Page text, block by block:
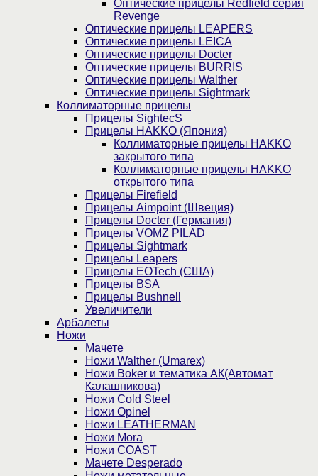
Оптические прицелы Redfield серия
Revenge
Оптические прицелы LEAPERS
Оптические прицелы LEICA
Оптические прицелы Docter
Оптические прицелы BURRIS
Оптические прицелы Walther
Оптические прицелы Sightmark
Коллиматорные прицелы
Прицелы SightecS
Прицелы HAKKO (Япония)
Коллиматорные прицелы HAKKO
закрытого типа
Коллиматорные прицелы HAKKO
открытого типа
Прицелы Firefield
Прицелы Aimpoint (Швеция)
Прицелы Docter (Германия)
Прицелы VOMZ PILAD
Прицелы Sightmark
Прицелы Leapers
Прицелы EOTech (США)
Прицелы BSA
Прицелы Bushnell
Увеличители
Арбалеты
Ножи
Мачете
Ножи Walther (Umarex)
Ножи Boker и тематика АК(Автомат
Калашникова)
Ножи Cold Steel
Ножи Opinel
Ножи LEATHERMAN
Ножи Mora
Ножи COAST
Мачете Desperado